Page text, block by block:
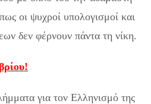
οι ψυχροί υπολογισμοί και
δεν φέρνουν πάντα τη νίκη.
για τον Ελληνισμό της